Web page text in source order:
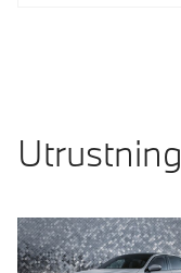
Utrustning